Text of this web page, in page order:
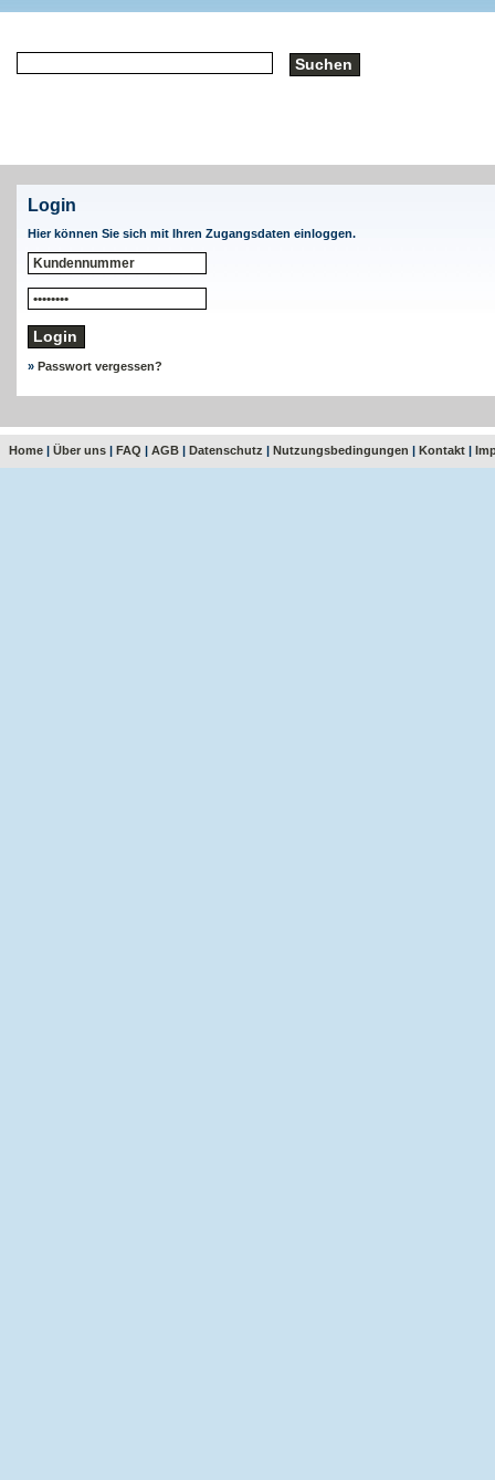
Login
Hier können Sie sich mit Ihren Zugangsdaten einloggen.
» Passwort vergessen?
Home | Über uns | FAQ | AGB | Datenschutz | Nutzungsbedingungen | Kontakt |